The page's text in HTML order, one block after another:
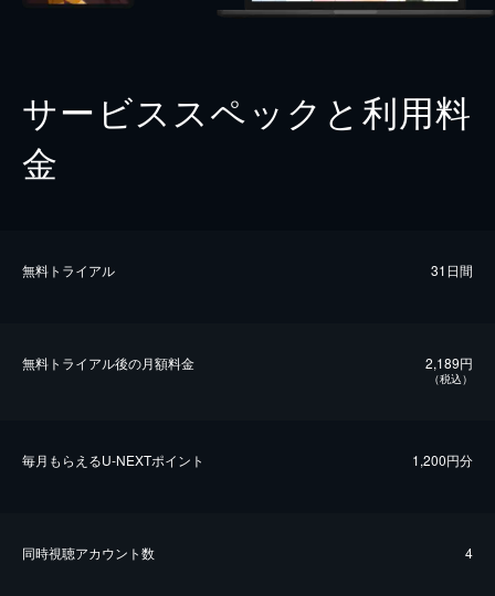
サービススペックと利用料
金
無料トライアル 31日間
無料トライアル後の⽉額料金 2,189円
（税込）
毎⽉もらえるU-NEXTポイント 1,200円分
同時視聴アカウント数 4